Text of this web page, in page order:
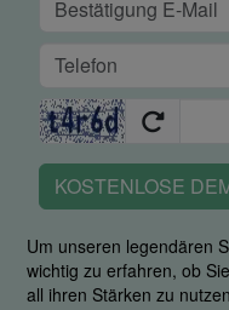
KOSTENLOSE
Um unseren legendären
wichtig zu erfahren, ob
all ihren Stärken zu